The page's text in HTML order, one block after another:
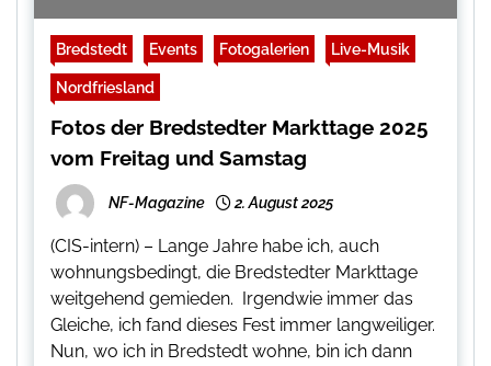
Bredstedt Events Fotogalerien Live-Musik
Nordfriesland
Fotos der Bredstedter Markttage 2025
vom Freitag und Samstag
NF-Magazine 2. August 2025
(CIS-intern) – Lange Jahre habe ich, auch
wohnungsbedingt, die Bredstedter Markttage
weitgehend gemieden. Irgendwie immer das
Gleiche, ich fand dieses Fest immer langweiliger.
Nun, wo ich in Bredstedt wohne, bin ich dann